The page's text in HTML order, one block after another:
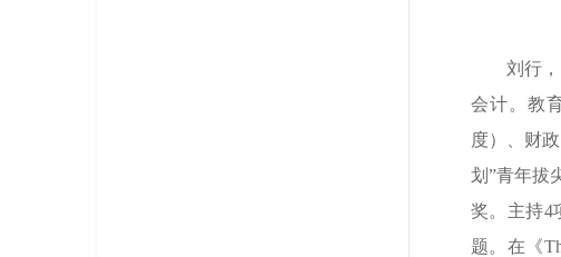
刘行
会计。教
度）、财
划”青年拔
奖。主持4
题。在《